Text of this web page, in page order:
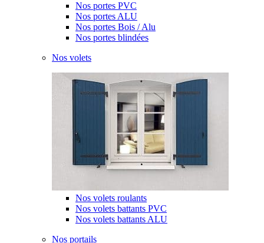
Nos portes PVC
Nos portes ALU
Nos portes Bois / Alu
Nos portes blindées
Nos volets
Nos volets roulants
Nos volets battants PVC
Nos volets battants ALU
Nos portails